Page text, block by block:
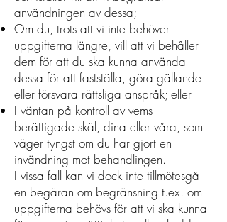
användningen av dessa;
Om du, trots att vi inte behöver
uppgifterna längre, vill att vi behåller
dem för att du ska kunna använda
dessa för att fastställa, göra gällande
eller försvara rättsliga anspråk; eller
I väntan på kontroll av vems
berättigade skäl, dina eller våra, som
väger tyngst om du har gjort en
invändning mot behandlingen.
I vissa fall kan vi dock inte tillmötesgå
en begäran om begränsning t.ex. om
uppgifterna behövs för att vi ska kunna